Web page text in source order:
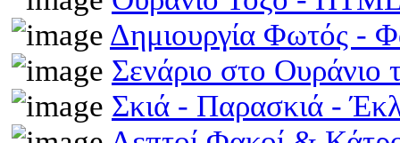
Δημιουργία Φωτός -
Σενάριο στο Ουράνιο
Σκιά - Παρασκιά -